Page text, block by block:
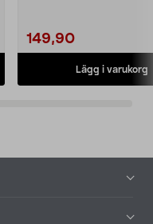
149,90
Lägg i varukorg